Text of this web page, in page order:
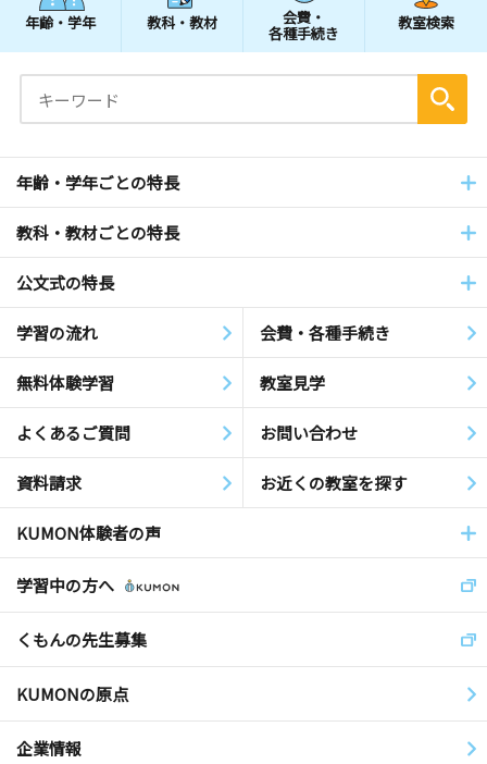
年齢・学年 教科・教材 会費・
各種手続き
教室検索
年齢・学年ごとの特長
教科・教材ごとの特長
公文式の特長
学習の流れ 会費・各種手続き
無料体験学習 教室見学
よくあるご質問 お問い合わせ
資料請求 お近くの教室を探す
KUMON体験者の声
学習中の方へ
くもんの先生募集
KUMONの原点
企業情報